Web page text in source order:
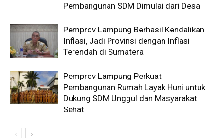
Pembangunan SDM Dimulai dari Desa
Pemprov Lampung Berhasil Kendalikan
Inflasi, Jadi Provinsi dengan Inflasi
Terendah di Sumatera
Pemprov Lampung Perkuat
Pembangunan Rumah Layak Huni untuk
Dukung SDM Unggul dan Masyarakat
Sehat